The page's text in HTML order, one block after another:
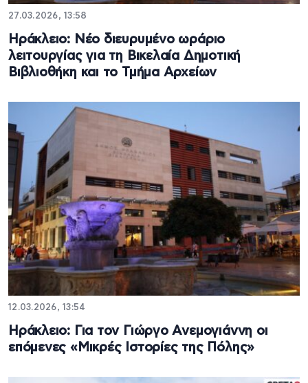
27.03.2026, 13:58
Ηράκλειο: Νέο διευρυμένο ωράριο
λειτουργίας για τη Βικελαία Δημοτική
Βιβλιοθήκη και το Τμήμα Αρχείων
12.03.2026, 13:54
Hράκλειο: Για τον Γιώργο Ανεμογιάννη οι
επόμενες «Μικρές Ιστορίες της Πόλης»